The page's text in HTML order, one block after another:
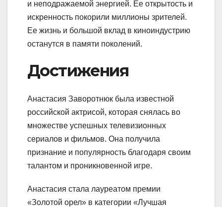
и неподражаемой энергией. Ее открытость и
искренность покорили миллионы зрителей.
Ее жизнь и большой вклад в киноиндустрию
останутся в памяти поколений.
Достижения
Анастасия Заворотнюк была известной
российской актрисой, которая снялась во
множестве успешных телевизионных
сериалов и фильмов. Она получила
признание и популярность благодаря своим
талантом и проникновенной игре.
Анастасия стала лауреатом премии
«Золотой орел» в категории «Лучшая